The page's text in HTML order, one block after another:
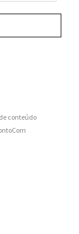
conteúdo